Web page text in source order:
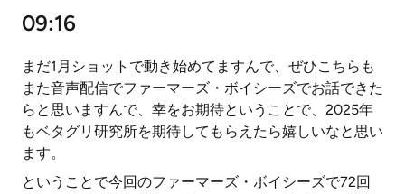
09:16
まだ1月ショットで動き始めてますんで、ぜひこちらも
また音声配信でファーマーズ・ボイシーズでお話できた
らと思いますんで、幸をお期待ということで、2025年
もベタグリ研究所を期待してもらえたら嬉しいなと思い
ます。
ということで今回のファーマーズ・ボイシーズで72回